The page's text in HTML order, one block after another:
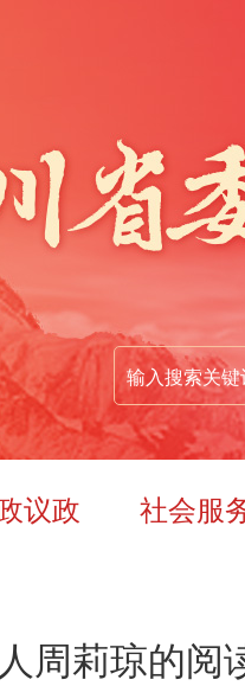
议政 社会服
周莉琼的阅